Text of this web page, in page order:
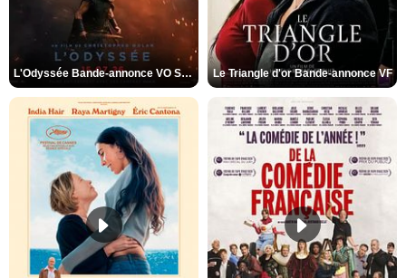
L'Odyssée Bande-annonce VO STFR Le Triangle d'or Bande-annonce VF